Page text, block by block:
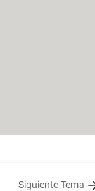
Siguiente Tema